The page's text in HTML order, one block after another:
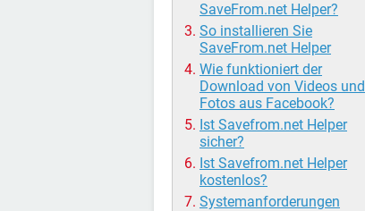
SaveFrom.net Helper?
So installieren Sie
SaveFrom.net Helper
Wie funktioniert der
Download von Videos und
Fotos aus Facebook?
Ist Savefrom.net Helper
sicher?
Ist Savefrom.net Helper
kostenlos?
Systemanforderungen